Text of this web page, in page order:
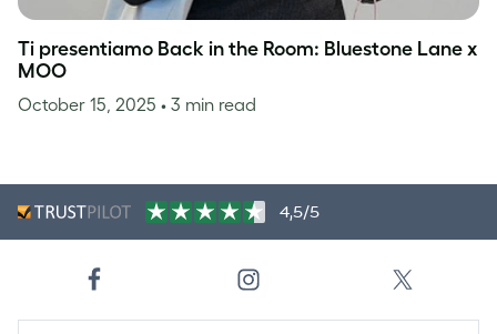
Ti presentiamo Back in the Room: Bluestone Lane x
MOO
October 15, 2025 • 3 min read
4,5/5